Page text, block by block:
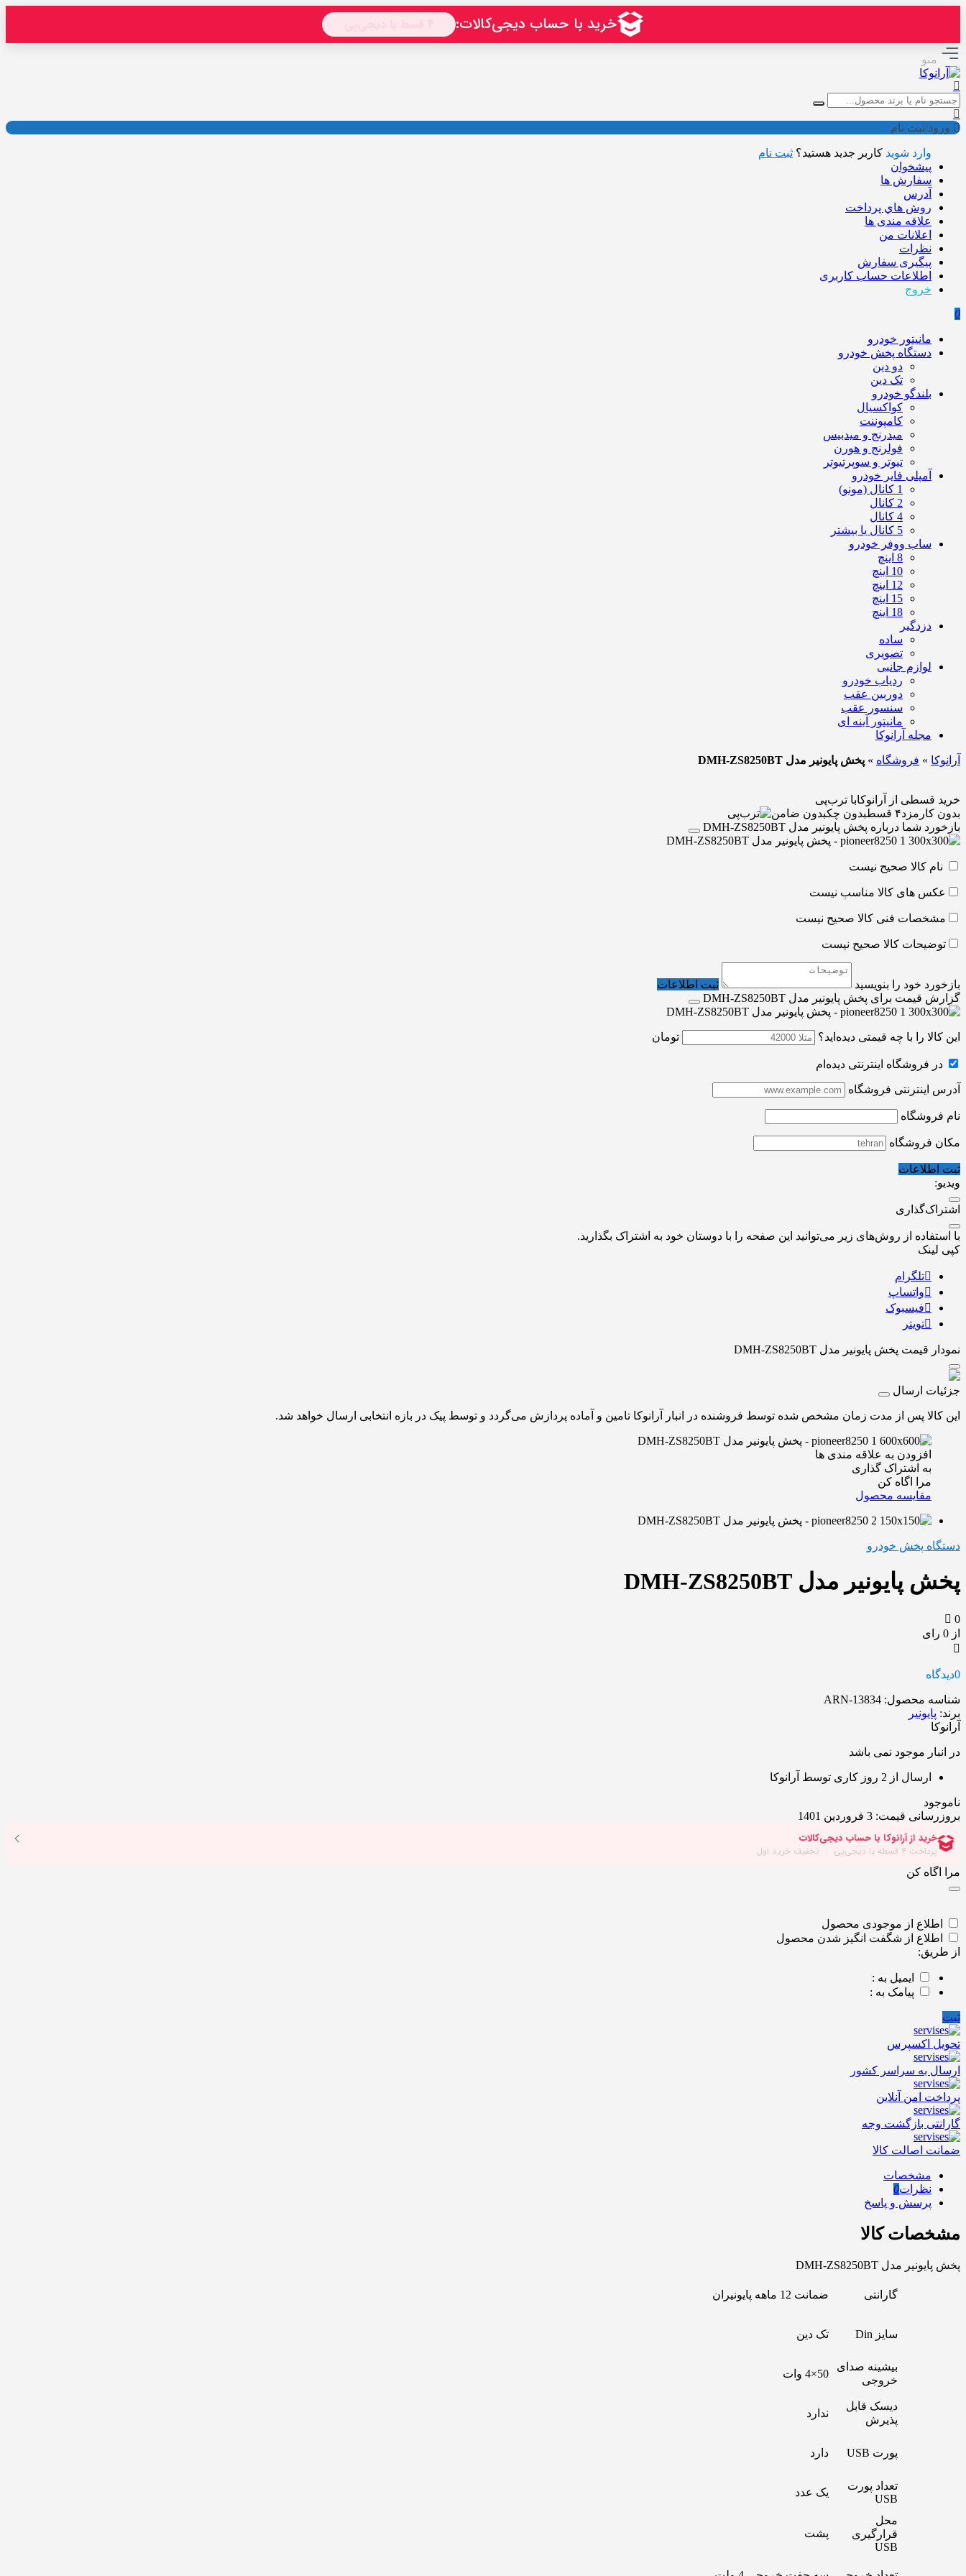
منو
ورود/ثبت نام
وارد شوید کاربر جدید هستید؟ ثبت نام
پیشخوان
سفارش ها
آدرس
روش هاي پرداخت
علاقه مندی ها
اعلانات من
نظرات
پیگیری سفارش
اطلاعات حساب كاربری
خروج
0
مانیتور خودرو
دستگاه پخش خودرو
دو دین
تک دین
بلندگو خودرو
کواکسیال
کامپوننت
میدرنج و میدبیس
فولرنج و هورن
تیوتر و سوپرتیوتر
آمپلی فایر خودرو
1 کانال (مونو)
2 کانال
4 کانال
5 کانال یا بیشتر
ساب ووفر خودرو
8 اینچ
10 اینچ
12 اینچ
15 اینچ
18 اینچ
دزدگیر
ساده
تصویری
لوازم جانبی
ردیاب خودرو
دوربین عقب
سنسور عقب
مانیتور آینه ای
مجله آرانوکا
آرانوکا » فروشگاه » پخش پایونیر مدل DMH-ZS8250BT
خرید قسطی از آرانوکابا ترب‌پی
بدون کارمزد۴ قسط بدون چکبدون ضامن
بازخورد شما درباره پخش پایونیر مدل DMH-ZS8250BT
نام کالا صحیح نیست
عکس های کالا مناسب نیست
مشخصات فنی کالا صحیح نیست
توضیحات کالا صحیح نیست
بازخورد خود را بنویسید
ثبت اطلاعات
گزارش قیمت برای پخش پایونیر مدل DMH-ZS8250BT
این کالا را با چه قیمتی دیده‌اید؟ تومان
در فروشگاه اینترنتی دیده‌ام
آدرس اینترنتی فروشگاه
نام فروشگاه
مکان فروشگاه
ثبت اطلاعات
ویدیو:
اشتراک‌گذاری
با استفاده از روش‌های زیر می‌توانید این صفحه را با دوستان خود به اشتراک بگذارید.
کپی لینک
تلگرام
واتساپ
فیسبوک
تویتر
نمودار قیمت پخش پایونیر مدل DMH-ZS8250BT
جزئیات ارسال
این کالا پس از مدت زمان مشخص شده توسط فروشنده در انبار آرانوکا تامین و آماده پردازش می‌گردد و توسط پیک در بازه انتخابی ارسال خواهد شد.
افزودن به علاقه مندی ها
به اشتراک گذاری
مرا اگاه کن
مقایسه محصول
دستگاه پخش خودرو
پخش پایونیر مدل DMH-ZS8250BT
0
از 0 رای
0دیدگاه
شناسه محصول: ARN-13834
برند: پایونیر
آرانوکا
در انبار موجود نمی باشد
ارسال از 2 روز کاری توسط آرانوکا
ناموجود
بروزرسانی قیمت: 3 فروردین 1401
مرا اگاه کن
اطلاع از موجودی محصول
اطلاع از شگفت انگیز شدن محصول
از طریق:
ایمیل به :
پیامک به :
ثبت
تحویل اکسپرس
ارسال به سراسر کشور
پرداخت امن آنلاین
گارانتی بازگشت وجه
ضمانت اصالت کالا
مشخصات
نظرات0
پرسش و پاسخ
مشخصات کالا
پخش پایونیر مدل DMH-ZS8250BT
گارانتی ضمانت 12 ماهه پایونیران
سایز Din تک دین
بیشینه صدای
خروجی
50×4 وات
دیسک قابل
پذیرش
ندارد
پورت USB دارد
تعداد پورت
USB
یک عدد
محل
قرارگیری
USB
پشت